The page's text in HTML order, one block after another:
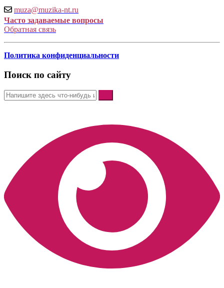
muza@muzika-nt.ru
Часто задаваемые вопросы
Обратная связь
Политика конфиденциальности
Поиск по сайту